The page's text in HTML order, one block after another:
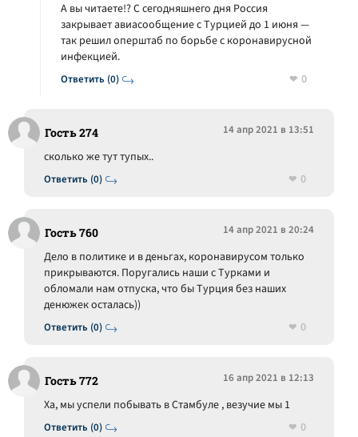
Ответить (0)
А вы читаете!? С сегодняшнего дня Россия
закрывает авиасообщение с Турцией до 1 июня —
так решил оперштаб по борьбе с коронавирусной
инфекцией.
0
Гость 274 14 апр 2021 в 13:51
Ответить (0)
сколько же тут тупых..
0
Гость 760 14 апр 2021 в 20:24
Ответить (0)
Дело в политике и в деньгах, коронавирусом только
прикрываются. Поругались наши с Турками и
обломали нам отпуска, что бы Турция без наших
денюжек осталась))
0
Гость 772 16 апр 2021 в 12:13
Ответить (0)
Ха, мы успели побывать в Стамбуле , везучие мы 1
0